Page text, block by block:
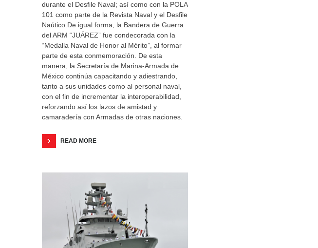
durante el Desfile Naval; así como con la POLA
101 como parte de la Revista Naval y el Desfile
Naútico.De igual forma, la Bandera de Guerra
del ARM “JUÁREZ” fue condecorada con la
“Medalla Naval de Honor al Mérito”, al formar
parte de esta conmemoración. De esta
manera, la Secretaría de Marina-Armada de
México continúa capacitando y adiestrando,
tanto a sus unidades como al personal naval,
con el fin de incrementar la interoperabilidad,
reforzando así los lazos de amistad y
camaradería con Armadas de otras naciones.
READ MORE